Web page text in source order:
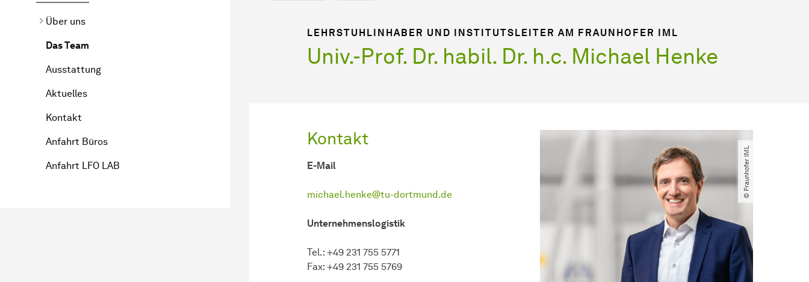
Über uns
Das Team
Ausstattung
Aktuelles
Kontakt
Anfahrt Büros
Anfahrt LFO LAB
LEHRSTUHLINHABER UND INSTITUTSLEITER AM FRAUNHOFER IML
Univ.-Prof. Dr. habil. Dr. h.c. Michael Henke
Kontakt
E-Mail
michael.henke@tu-dortmund.de
Unternehmenslogistik
Tel.: +49 231 755 5771
Fax: +49 231 755 5769
© Fraunhofer IML